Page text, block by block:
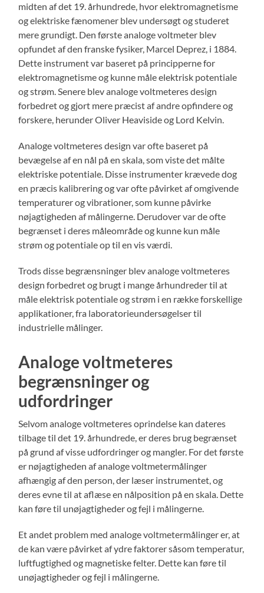
midten af det 19. århundrede, hvor elektromagnetisme
og elektriske fænomener blev undersøgt og studeret
mere grundigt. Den første analoge voltmeter blev
opfundet af den franske fysiker, Marcel Deprez, i 1884.
Dette instrument var baseret på principperne for
elektromagnetisme og kunne måle elektrisk potentiale
og strøm. Senere blev analoge voltmeteres design
forbedret og gjort mere præcist af andre opfindere og
forskere, herunder Oliver Heaviside og Lord Kelvin.
Analoge voltmeteres design var ofte baseret på
bevægelse af en nål på en skala, som viste det målte
elektriske potentiale. Disse instrumenter krævede dog
en præcis kalibrering og var ofte påvirket af omgivende
temperaturer og vibrationer, som kunne påvirke
nøjagtigheden af målingerne. Derudover var de ofte
begrænset i deres måleområde og kunne kun måle
strøm og potentiale op til en vis værdi.
Trods disse begrænsninger blev analoge voltmeteres
design forbedret og brugt i mange århundreder til at
måle elektrisk potentiale og strøm i en række forskellige
applikationer, fra laboratorieundersøgelser til
industrielle målinger.
Analoge voltmeteres
begrænsninger og
udfordringer
Selvom analoge voltmeteres oprindelse kan dateres
tilbage til det 19. århundrede, er deres brug begrænset
på grund af visse udfordringer og mangler. For det første
er nøjagtigheden af analoge voltmetermålinger
afhængig af den person, der læser instrumentet, og
deres evne til at aflæse en nålposition på en skala. Dette
kan føre til unøjagtigheder og fejl i målingerne.
Et andet problem med analoge voltmetermålinger er, at
de kan være påvirket af ydre faktorer såsom temperatur,
luftfugtighed og magnetiske felter. Dette kan føre til
unøjagtigheder og fejl i målingerne.